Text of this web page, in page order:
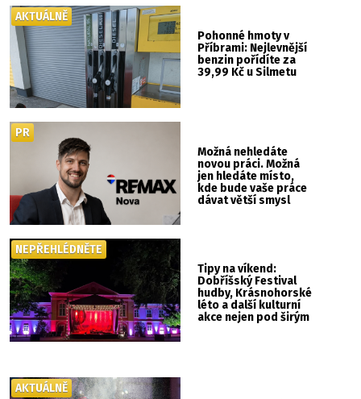
Pohonné hmoty v
Příbrami: Nejlevnější
benzin pořídíte za
39,99 Kč u Silmetu
AKTUÁLNĚ
Možná nehledáte
novou práci. Možná
jen hledáte místo,
kde bude vaše práce
dávat větší smysl
PR
Tipy na víkend:
Dobříšský Festival
hudby, Krásnohorské
léto a další kulturní
akce nejen pod širým
NEPŘEHLÉDNĚTE
AKTUÁLNĚ